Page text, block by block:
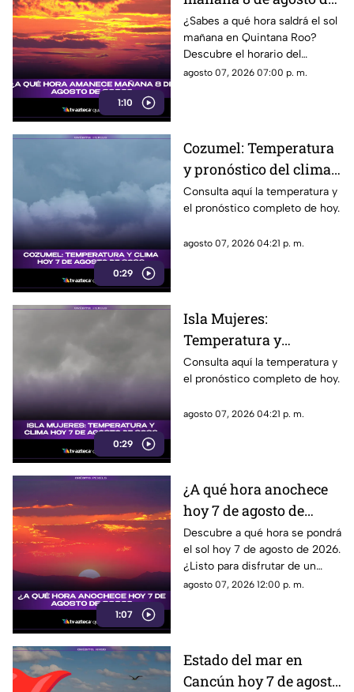
1:10
2026?
¿Sabes a qué hora saldrá el sol
mañana en Quintana Roo?
Descubre el horario del
amanecer el 8 de agosto de
agosto 07, 2026 07:00 p. m.
0:29
Cozumel: Temperatura
y pronóstico del clima
para hoy, 7 de agosto de
2026
Consulta aquí la temperatura y
el pronóstico completo de hoy.
agosto 07, 2026 04:21 p. m.
0:29
Isla Mujeres:
Temperatura y
pronóstico del clima
para hoy, 7 de agosto de
Consulta aquí la temperatura y
el pronóstico completo de hoy.
agosto 07, 2026 04:21 p. m.
1:07
¿A qué hora anochece
hoy 7 de agosto de
2026?
Descubre a qué hora se pondrá
el sol hoy 7 de agosto de 2026.
¿Listo para disfrutar de un
hermoso atardecer? ¡Entérate
agosto 07, 2026 12:00 p. m.
Estado del mar en
Cancún hoy 7 de agosto